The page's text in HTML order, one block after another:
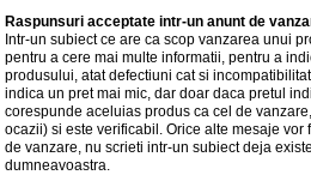
Raspunsuri acceptate intr-un anunt de
Intr-un subiect ce are ca scop vanzarea unui
pentru a cere mai multe informatii, pentru a
produsului, atat defectiuni cat si
indica un pret mai mic, dar doar daca pretul
corespunde aceluias produs ca cel de
ocazii) si este verificabil. Orice alte mesaje vor
de vanzare, nu scrieti intr-un subiect deja
dumneavoastra.